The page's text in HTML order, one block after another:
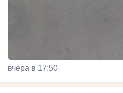
вчера в 17:50